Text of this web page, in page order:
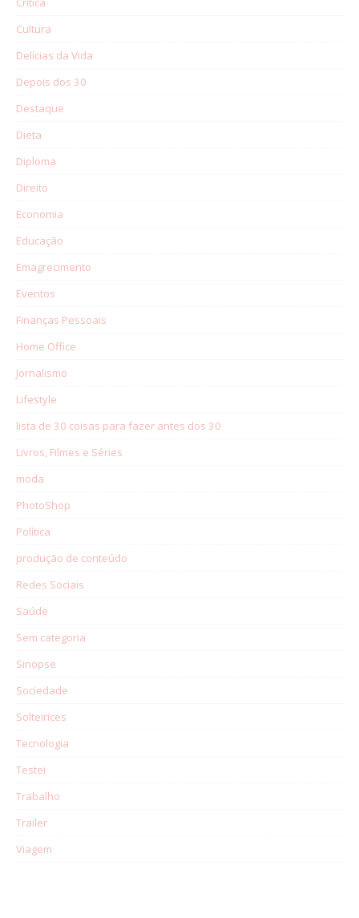
Cultura
Delícias da Vida
Depois dos 30
Destaque
Dieta
Diploma
Direito
Economia
Educação
Emagrecimento
Eventos
Finanças Pessoais
Home Office
Jornalismo
Lifestyle
lista de 30 coisas para fazer antes dos 30
Livros, Filmes e Séries
moda
PhotoShop
Política
produção de conteúdo
Redes Sociais
Saúde
Sem categoria
Sinopse
Sociedade
Solteirices
Tecnologia
Testei
Trabalho
Trailer
Viagem